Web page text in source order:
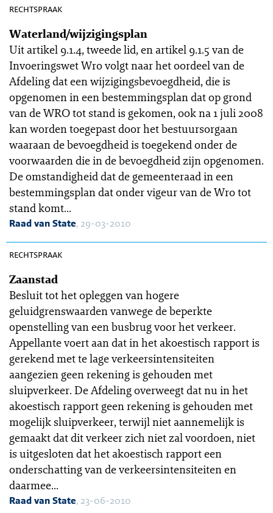
rechtspraak
Waterland/wijzigingsplan
Uit artikel 9.1.4, tweede lid, en artikel 9.1.5 van de
Invoeringswet Wro volgt naar het oordeel van de
Afdeling dat een wijzigingsbevoegdheid, die is
opgenomen in een bestemmingsplan dat op grond
van de WRO tot stand is gekomen, ook na 1 juli 2008
kan worden toegepast door het bestuursorgaan
waaraan de bevoegdheid is toegekend onder de
voorwaarden die in de bevoegdheid zijn opgenomen.
De omstandigheid dat de gemeenteraad in een
bestemmingsplan dat onder vigeur van de Wro tot
stand komt...
Raad van State, 29-03-2010
rechtspraak
Zaanstad
Besluit tot het opleggen van hogere
geluidgrenswaarden vanwege de beperkte
openstelling van een busbrug voor het verkeer.
Appellante voert aan dat in het akoestisch rapport is
gerekend met te lage verkeersintensiteiten
aangezien geen rekening is gehouden met
sluipverkeer. De Afdeling overweegt dat nu in het
akoestisch rapport geen rekening is gehouden met
mogelijk sluipverkeer, terwijl niet aannemelijk is
gemaakt dat dit verkeer zich niet zal voordoen, niet
is uitgesloten dat het akoestisch rapport een
onderschatting van de verkeersintensiteiten en
daarmee...
Raad van State, 23-06-2010